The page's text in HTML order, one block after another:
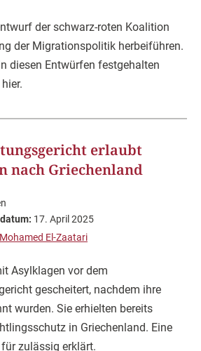
der schwarz-roten Koalition
der Migrationspolitik herbeiführen.
diesen Entwürfen festgehalten
erlaubt
nach Griechenland
17. April 2025
Mohamed El-Zaatari
Asylklagen vor dem
gescheitert, nachdem ihre
wurden. Sie erhielten bereits
in Griechenland. Eine
zulässig erklärt.